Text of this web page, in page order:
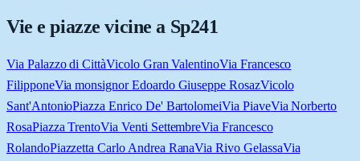
Vie e piazze vicine a Sp241
Via Palazzo di CittàVicolo Gran ValentinoVia Francesco
FilipponeVia monsignor Edoardo Giuseppe RosazVicolo
Sant'AntonioPiazza Enrico De' BartolomeiVia PiaveVia Norberto
RosaPiazza TrentoVia Venti SettembreVia Francesco
RolandoPiazzetta Carlo Andrea RanaVia Rivo GelassaVia